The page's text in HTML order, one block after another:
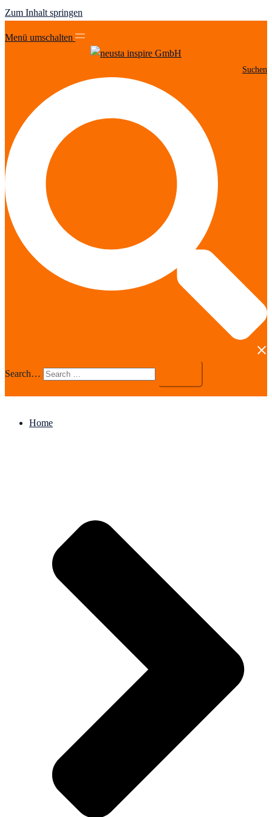
Zum Inhalt springen
Menü umschalten
Suchen
Search…
Home